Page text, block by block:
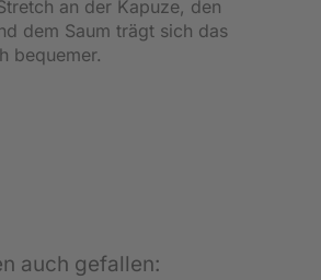
an der Kapuze, den
dem Saum trägt sich das
bequemer.
auch gefallen: